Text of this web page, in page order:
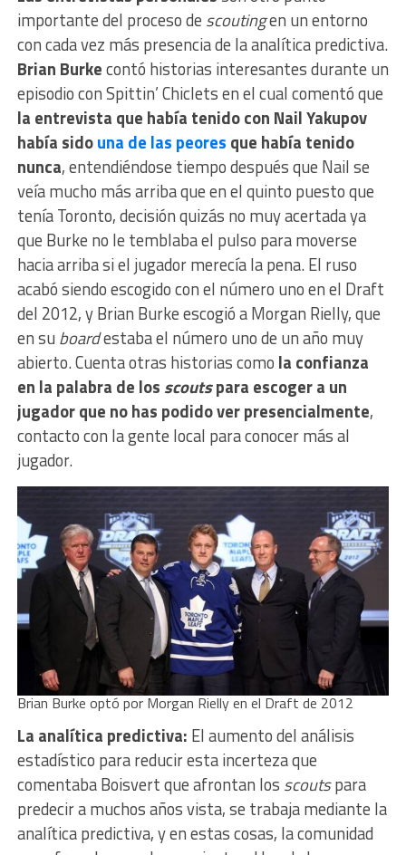
importante del proceso de scoutingen un entorno
con cada vez más presencia de la analítica predictiva.
Brian Burkecontó historias interesantes durante un
episodio con Spittin’ Chiclets en el cual comentó que
la entrevista que había tenido con Nail Yakupov
había sidouna de las peores que había tenido
nunca, entendiéndose tiempo después que Nail se
veía mucho más arriba que en el quinto puesto que
tenía Toronto, decisión quizás no muy acertada ya
que Burke no le temblaba el pulso para moverse
hacia arriba si el jugador merecía la pena. El ruso
acabó siendo escogido con el número uno en el Draft
del 2012, y Brian Burke escogió a Morgan Rielly, que
en su boardestaba el número uno de un año muy
abierto. Cuenta otras historias como la confianza
en la palabra de los scoutspara escoger a un
jugador que no has podido ver presencialmente,
contacto con la gente local para conocer más al
jugador.
Brian Burke optó por Morgan Rielly en el Draft de 2012
La analítica predictiva: El aumento del análisis
estadístico para reducir esta incerteza que
comentaba Boisvert que afrontan los scoutspara
predecir a muchos años vista, se trabaja mediante la
analítica predictiva, y en estas cosas, la comunidad